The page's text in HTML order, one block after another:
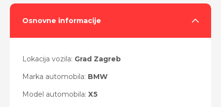
Osnovne informacije
Lokacija vozila: Grad Zagreb
Marka automobila: BMW
Model automobila: X5